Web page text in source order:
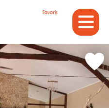
Favoris